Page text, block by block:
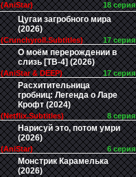
(AniStar) 18 серия
Цугаи загробного мира
(2026)
(Crunchyroll.Subtitles) 17 серия
О моём перерождении в
слизь [ТВ-4] (2026)
(AniStar & DEEP) 17 серия
Расхитительница
гробниц: Легенда о Ларе
Крофт (2024)
(Netflix.Subtitles) 8 серия
Нарисуй это, потом умри
(2026)
(AniStar) 6 серия
Монстрик Карамелька
(2026)